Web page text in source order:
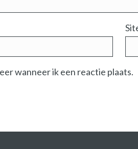
wanneer ik een reactie plaats.